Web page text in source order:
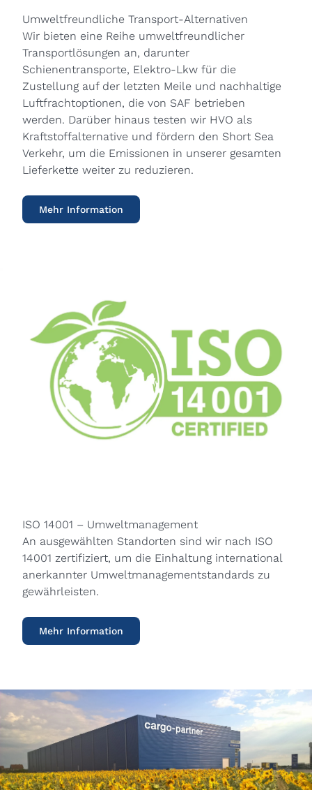
Umweltfreundliche Transport-Alternativen
Wir bieten eine Reihe umweltfreundlicher
Transportlösungen an, darunter
Schienentransporte, Elektro-Lkw für die
Zustellung auf der letzten Meile und nachhaltige
Luftfrachtoptionen, die von SAF betrieben
werden. Darüber hinaus testen wir HVO als
Kraftstoffalternative und fördern den Short Sea
Verkehr, um die Emissionen in unserer gesamten
Lieferkette weiter zu reduzieren.
Mehr Information
ISO 14001 – Umweltmanagement
An ausgewählten Standorten sind wir nach ISO
14001 zertifiziert, um die Einhaltung international
anerkannter Umweltmanagementstandards zu
gewährleisten.
Mehr Information